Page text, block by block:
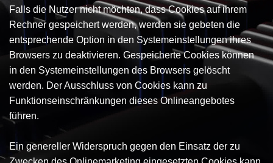
Falls die Nutzer nicht möchten, dass Cookies auf ihrem
Rechner gespeichert werden, werden sie gebeten die
entsprechende Option in den Systemeinstellungen ihres
Browsers zu deaktivieren. Gespeicherte Cookies können
in den Systemeinstellungen des Browsers gelöscht
werden. Der Ausschluss von Cookies kann zu
Funktionseinschränkungen dieses Onlineangebotes
führen.
Ein genereller Widerspruch gegen den Einsatz der zu